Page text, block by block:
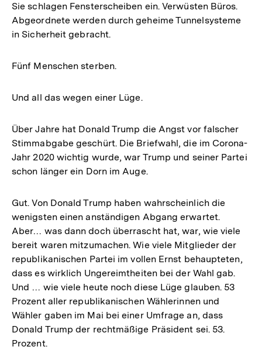
Sie schlagen Fensterscheiben ein. Verwüsten Büros.
Abgeordnete werden durch geheime Tunnelsysteme
in Sicherheit gebracht.
Fünf Menschen sterben.
Und all das wegen einer Lüge.
Über Jahre hat Donald Trump die Angst vor falscher
Stimmabgabe geschürt. Die Briefwahl, die im Corona-
Jahr 2020 wichtig wurde, war Trump und seiner Partei
schon länger ein Dorn im Auge.
Gut. Von Donald Trump haben wahrscheinlich die
wenigsten einen anständigen Abgang erwartet.
Aber… was dann doch überrascht hat, war, wie viele
bereit waren mitzumachen. Wie viele Mitglieder der
republikanischen Partei im vollen Ernst behaupteten,
dass es wirklich Ungereimtheiten bei der Wahl gab.
Und … wie viele heute noch diese Lüge glauben. 53
Prozent aller republikanischen Wählerinnen und
Wähler gaben im Mai bei einer Umfrage an, dass
Donald Trump der rechtmäßige Präsident sei. 53.
Prozent.